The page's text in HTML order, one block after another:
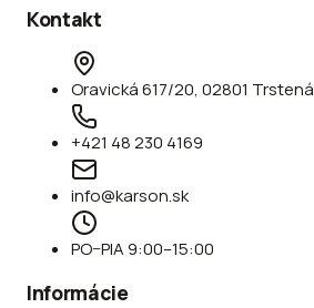
Kontakt
Oravická 617/20, 02801 Trstená
+421 48 230 4169
info@karson.sk
PO–PIA 9:00–15:00
Informácie